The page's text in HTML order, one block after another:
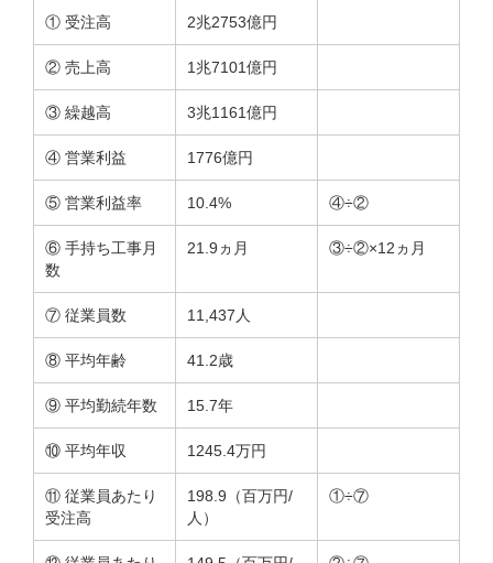
① 受注高 2兆2753億円
② 売上高 1兆7101億円
③ 繰越高 3兆1161億円
④ 営業利益 1776億円
⑤ 営業利益率 10.4% ④÷②
⑥ 手持ち工事月
数
21.9ヵ月 ③÷②×12ヵ月
⑦ 従業員数 11,437人
⑧ 平均年齢 41.2歳
⑨ 平均勤続年数 15.7年
⑩ 平均年収 1245.4万円
⑪ 従業員あたり
受注高
198.9（百万円/
人）
①÷⑦